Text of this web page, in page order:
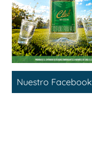
Nuestro Facebook